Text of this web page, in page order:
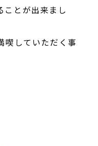
とが出来まし
喫していただく事